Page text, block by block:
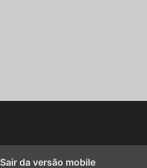
Sair da versão mobile